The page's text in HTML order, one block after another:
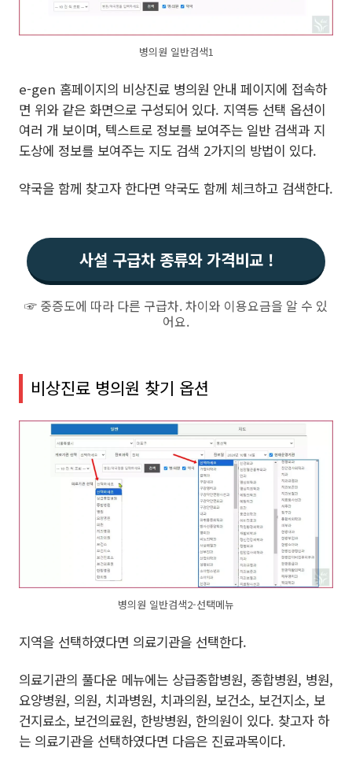
병의원 일반검색1
e-gen 홈페이지의 비상진료 병의원 안내 페이지에 접속하
면 위와 같은 화면으로 구성되어 있다. 지역등 선택 옵션이
여러 개 보이며, 텍스트로 정보를 보여주는 일반 검색과 지
도상에 정보를 보여주는 지도 검색 2가지의 방법이 있다.
약국을 함께 찾고자 한다면 약국도 함께 체크하고 검색한다.
사설 구급차 종류와 가격비교 !
☞ 중증도에 따라 다른 구급차. 차이와 이용요금을 알 수 있
어요.
비상진료 병의원 찾기 옵션
병의원 일반검색2-선택메뉴
지역을 선택하였다면 의료기관을 선택한다.
의료기관의 풀다운 메뉴에는 상급종합병원, 종합병원, 병원,
요양병원, 의원, 치과병원, 치과의원, 보건소, 보건지소, 보
건지료소, 보건의료원, 한방병원, 한의원이 있다. 찾고자 하
는 의료기관을 선택하였다면 다음은 진료과목이다.